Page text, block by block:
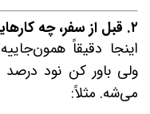
۲. قبل از سفر، چه کارهایی باید برای ایمنی انجام بدیم؟
اینجا دقیقاً
ولی باور کن نود
می‌شه. مثلاً: